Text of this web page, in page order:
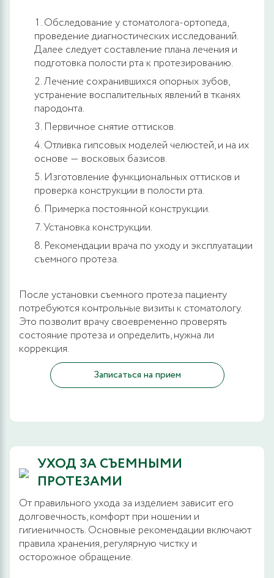
Обследование у стоматолога-ортопеда,
проведение диагностических исследований.
Далее следует составление плана лечения и
подготовка полости рта к протезированию.
Лечение сохранившихся опорных зубов,
устранение воспалительных явлений в тканях
пародонта.
Первичное снятие оттисков.
Отливка гипсовых моделей челюстей, и на их
основе ― восковых базисов.
Изготовление функциональных оттисков и
проверка конструкции в полости рта.
Примерка постоянной конструкции.
Установка конструкции.
Рекомендации врача по уходу и эксплуатации
съемного протеза.
После установки съемного протеза пациенту
потребуются контрольные визиты к стоматологу.
Это позволит врачу своевременно проверять
состояние протеза и определить, нужна ли
коррекция.
Записаться на прием
УХОД ЗА СЪЕМНЫМИ
ПРОТЕЗАМИ
От правильного ухода за изделием зависит его
долговечность, комфорт при ношении и
гигиеничность. Основные рекомендации включают
правила хранения, регулярную чистку и
осторожное обращение.